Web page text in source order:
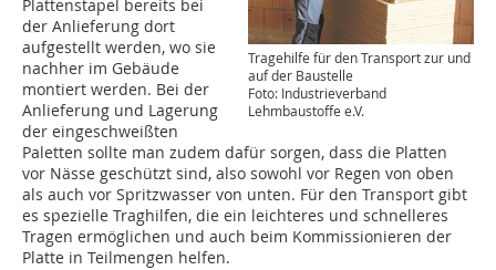
Tragehilfe für den Transport zur und
auf der Baustelle
Foto: Industrieverband
Lehmbaustoffe e.V.
Plattenstapel bereits bei
der Anlieferung dort
aufgestellt werden, wo sie
nachher im Gebäude
montiert werden. Bei der
Anlieferung und Lagerung
der eingeschweißten
Paletten sollte man zudem dafür sorgen, dass die Platten
vor Nässe geschützt sind, also sowohl vor Regen von oben
als auch vor Spritzwasser von unten. Für den Transport gibt
es spezielle Traghilfen, die ein leichteres und schnelleres
Tragen ermöglichen und auch beim Kommissionieren der
Platte in Teilmengen helfen.